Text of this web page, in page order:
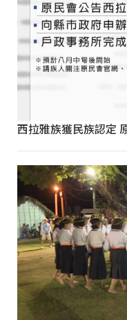
西拉雅族獲民族認定